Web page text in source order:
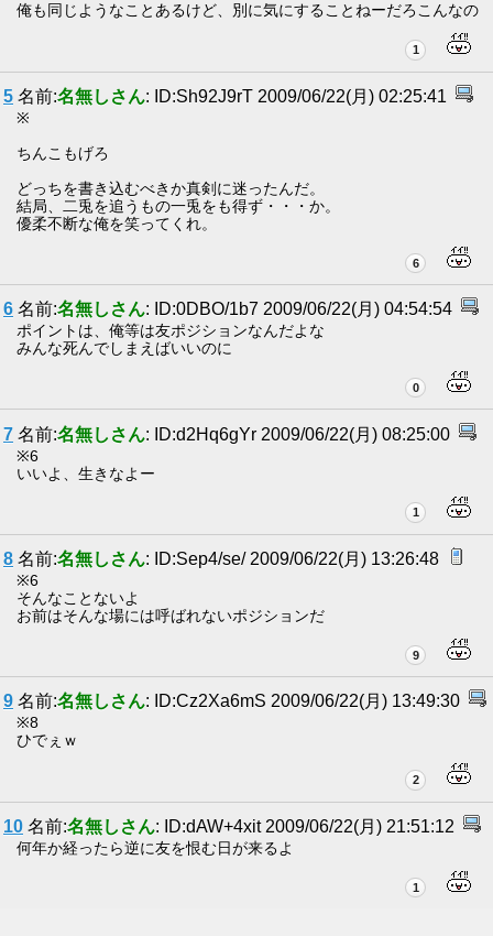
俺も同じようなことあるけど、別に気にすることねーだろこんなの
1
5 名前:名無しさん: ID:Sh92J9rT 2009/06/22(月) 02:25:41
※
ちんこもげろ
どっちを書き込むべきか真剣に迷ったんだ。
結局、二兎を追うもの一兎をも得ず・・・か。
優柔不断な俺を笑ってくれ。
6
6 名前:名無しさん: ID:0DBO/1b7 2009/06/22(月) 04:54:54
ポイントは、俺等は友ポジションなんだよな
みんな死んでしまえばいいのに
0
7 名前:名無しさん: ID:d2Hq6gYr 2009/06/22(月) 08:25:00
※6
いいよ、生きなよー
1
8 名前:名無しさん: ID:Sep4/se/ 2009/06/22(月) 13:26:48
※6
そんなことないよ
お前はそんな場には呼ばれないポジションだ
9
9 名前:名無しさん: ID:Cz2Xa6mS 2009/06/22(月) 13:49:30
※8
ひでぇｗ
2
10 名前:名無しさん: ID:dAW+4xit 2009/06/22(月) 21:51:12
何年か経ったら逆に友を恨む日が来るよ
1